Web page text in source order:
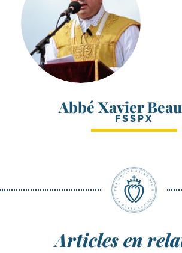
Abbé Xavier
FSSPX
Articles en